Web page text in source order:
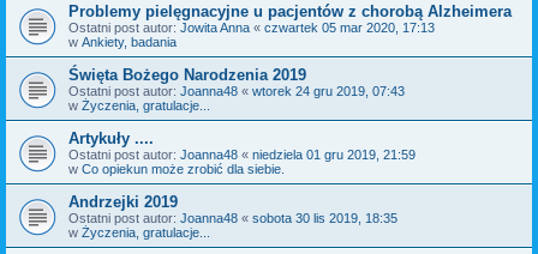
Problemy pielęgnacyjne u pacjentów z chorobą Alzheimera
Ostatni post autor: Jowita Anna « czwartek 05 mar 2020, 17:13
w Ankiety, badania
Święta Bożego Narodzenia 2019
Ostatni post autor: Joanna48 « wtorek 24 gru 2019, 07:43
w Życzenia, gratulacje...
Artykuły ....
Ostatni post autor: Joanna48 « niedziela 01 gru 2019, 21:59
w Co opiekun może zrobić dla siebie.
Andrzejki 2019
Ostatni post autor: Joanna48 « sobota 30 lis 2019, 18:35
w Życzenia, gratulacje...